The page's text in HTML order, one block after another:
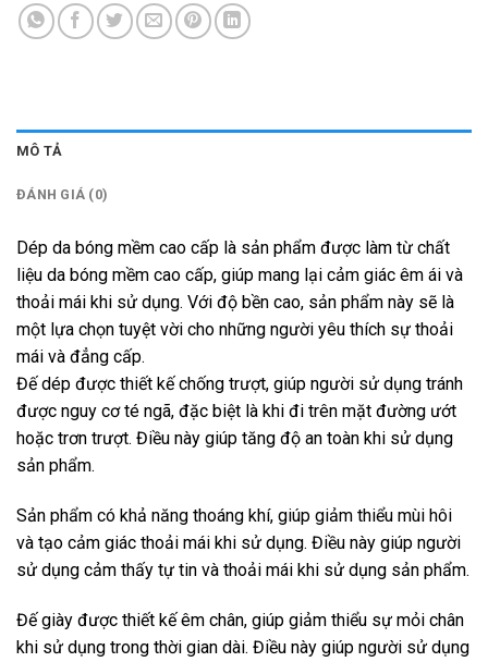
MÔ TẢ
ĐÁNH GIÁ (0)
Dép da bóng mềm cao cấp là sản phẩm được làm từ chất
liệu da bóng mềm cao cấp, giúp mang lại cảm giác êm ái và
thoải mái khi sử dụng. Với độ bền cao, sản phẩm này sẽ là
một lựa chọn tuyệt vời cho những người yêu thích sự thoải
mái và đẳng cấp.
Đế dép được thiết kế chống trượt, giúp người sử dụng tránh
được nguy cơ té ngã, đặc biệt là khi đi trên mặt đường ướt
hoặc trơn trượt. Điều này giúp tăng độ an toàn khi sử dụng
sản phẩm.
Sản phẩm có khả năng thoáng khí, giúp giảm thiểu mùi hôi
và tạo cảm giác thoải mái khi sử dụng. Điều này giúp người
sử dụng cảm thấy tự tin và thoải mái khi sử dụng sản phẩm.
Đế giày được thiết kế êm chân, giúp giảm thiểu sự mỏi chân
khi sử dụng trong thời gian dài. Điều này giúp người sử dụng